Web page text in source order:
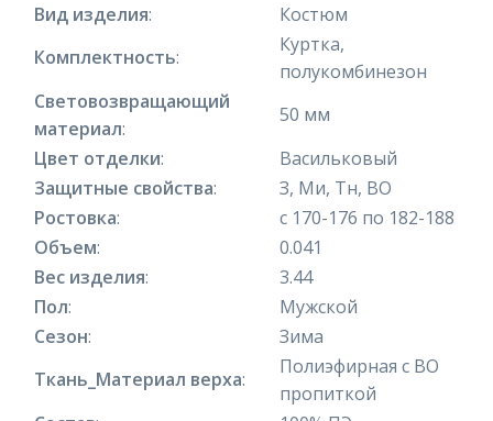
Вид изделия:
Костюм
Комплектность:
Куртка,
полукомбинезон
Световозвращающий
материал:
50 мм
Цвет отделки:
Васильковый
Защитные свойства:
З, Ми, Тн, ВО
Ростовка:
с 170-176 по 182-188
Объем:
0.041
Вес изделия:
3.44
Пол:
Мужской
Сезон:
Зима
Ткань_Материал верха:
Полиэфирная с ВО
пропиткой